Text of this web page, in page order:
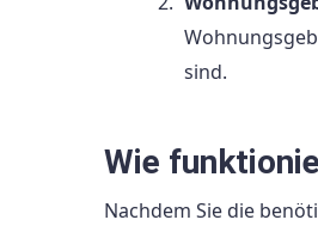
sind.
Wie
Nachdem Sie die